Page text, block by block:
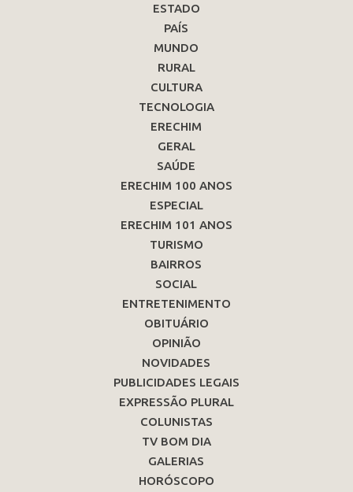
ESTADO
PAÍS
MUNDO
RURAL
CULTURA
TECNOLOGIA
ERECHIM
GERAL
SAÚDE
ERECHIM 100 ANOS
ESPECIAL
ERECHIM 101 ANOS
TURISMO
BAIRROS
SOCIAL
ENTRETENIMENTO
OBITUÁRIO
OPINIÃO
NOVIDADES
PUBLICIDADES LEGAIS
EXPRESSÃO PLURAL
COLUNISTAS
TV BOM DIA
GALERIAS
HORÓSCOPO